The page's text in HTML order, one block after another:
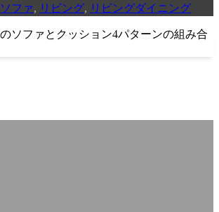
ソファ, リビング, リビングダイニング